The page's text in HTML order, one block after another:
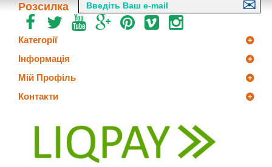
Розсилка
Категорії
Інформація
Мій Профіль
Контакти